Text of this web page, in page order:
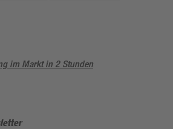
im Markt in 2 Stunden